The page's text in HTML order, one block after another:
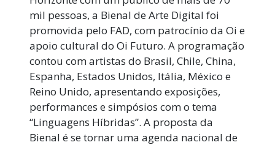
mil pessoas, a Bienal de Arte Digital foi
promovida pelo FAD, com patrocínio da Oi e
apoio cultural do Oi Futuro. A programação
contou com artistas do Brasil, Chile, China,
Espanha, Estados Unidos, Itália, México e
Reino Unido, apresentando exposições,
performances e simpósios com o tema
“Linguagens Híbridas”. A proposta da
Bienal é se tornar uma agenda nacional de